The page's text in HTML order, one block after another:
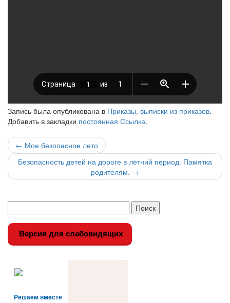
Запись была опубликована в Приказы, выписки из приказов.
Добавить в закладки постоянная Ссылка.
Навигация
по
записи
← Мое безопасное лето
Безопасность детей на дороге в летний период. Памятка
родителям. →
Версия для слабовидящих
Решаем вместе